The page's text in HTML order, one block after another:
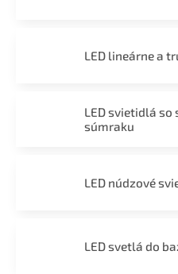
LED lineárne a
LED svietidlá so
súmraku
LED núdzové
LED svetlá do